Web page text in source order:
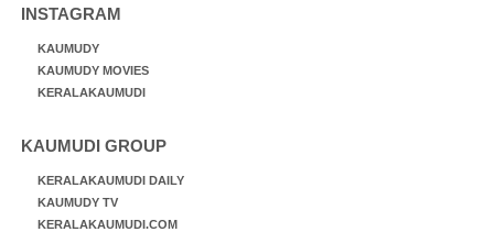
INSTAGRAM
KAUMUDY
KAUMUDY MOVIES
KERALAKAUMUDI
KAUMUDI GROUP
KERALAKAUMUDI DAILY
KAUMUDY TV
KERALAKAUMUDI.COM